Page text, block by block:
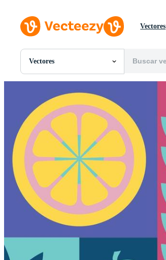
Vectores
Vectores
Todas Imágenes
PNGs
PSDs
SVGs
Plantillas
Vectores
Videos
Gráficos en Movimiento
Imágenes Editoriales
Eventos Editoriales